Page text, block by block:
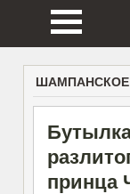
ШАМПАНСКОЕ
принца